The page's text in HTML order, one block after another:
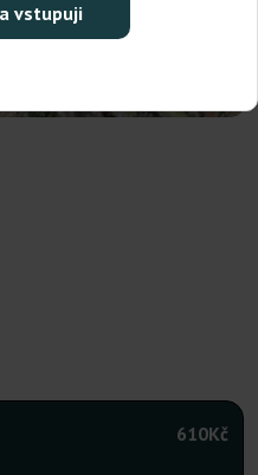
vstupuji
610Kč